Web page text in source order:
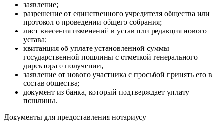
заявление;
разрешение от единственного учредителя общества или
протокол о проведении общего собрания;
лист внесения изменений в устав или редакция нового
устава;
квитанция об уплате установленной суммы
государственной пошлины с отметкой генерального
директора о получении;
заявление от нового участника с просьбой принять его в
состав общества;
документ из банка, который подтверждает уплату
пошлины.
Документы для предоставления нотариусу